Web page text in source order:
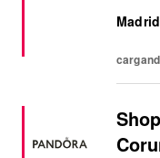
de
Madrid